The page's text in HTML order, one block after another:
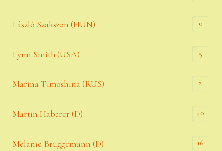
László Szakszon (HUN) 0
Lynn Smith (USA) 5
Marina Timoshina (RUS) 2
Martin Haberer (D) 40
Melanie Brüggemann (D) 16